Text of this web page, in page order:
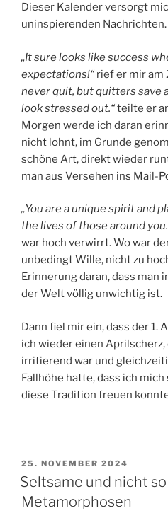
Dieser Kalender versorgt
uninspierenden Nachrichten.
„It sure looks like success
expectations!“ rief er mir am
never quit, but quitters save
look stressed out.“teilte er
Morgen werde ich daran
nicht lohnt, im Grunde
schöne Art, direkt wieder
man aus Versehen ins Mail-
„You are a unique spirit and
the lives of those around
war hoch verwirrt. Wo war
unbedingt Wille, nicht zu
Erinnerung daran, dass man
der Welt völlig unwichtig ist.
Dann fiel mir ein, dass der 1.
ich wieder einen
irritierend war und
Fallhöhe hatte, dass ich
diese Tradition freuen
VERÖFFENTLICHT
AM
25. NOVEMBER 2024
Seltsame und nicht
Metamorphosen